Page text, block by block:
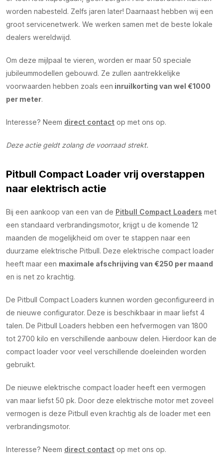
worden nabesteld. Zelfs jaren later! Daarnaast hebben wij een
groot servicenetwerk. We werken samen met de beste lokale
dealers wereldwijd.
Om deze mijlpaal te vieren, worden er maar 50 speciale
jubileummodellen gebouwd. Ze zullen aantrekkelijke
voorwaarden hebben zoals een inruilkorting van wel €1000
per meter.
Interesse? Neem direct contact op met ons op.
Deze actie geldt zolang de voorraad strekt.
Pitbull Compact Loader vrij overstappen
naar elektrisch actie
Bij een aankoop van een van de Pitbull Compact Loaders met
een standaard verbrandingsmotor, krijgt u de komende 12
maanden de mogelijkheid om over te stappen naar een
duurzame elektrische Pitbull. Deze elektrische compact loader
heeft maar een maximale afschrijving van €250 per maand
en is net zo krachtig.
De Pitbull Compact Loaders kunnen worden geconfigureerd in
de nieuwe configurator. Deze is beschikbaar in maar liefst 4
talen. De Pitbull Loaders hebben een hefvermogen van 1800
tot 2700 kilo en verschillende aanbouw delen. Hierdoor kan de
compact loader voor veel verschillende doeleinden worden
gebruikt.
De nieuwe elektrische compact loader heeft een vermogen
van maar liefst 50 pk. Door deze elektrische motor met zoveel
vermogen is deze Pitbull even krachtig als de loader met een
verbrandingsmotor.
Interesse? Neem direct contact op met ons op.